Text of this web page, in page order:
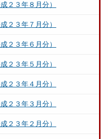
２３年８月分）
２３年７月分）
２３年６月分）
２３年５月分）
２３年４月分）
２３年３月分）
２３年２月分）